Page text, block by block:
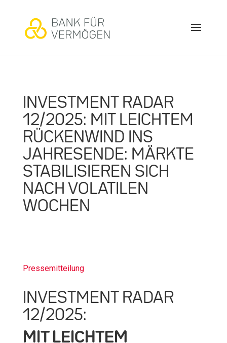
INVESTMENT RADAR
12/2025: MIT LEICHTEM
RÜCKENWIND INS
JAHRESENDE: MÄRKTE
STABILISIEREN SICH
NACH VOLATILEN
WOCHEN
Pressemitteilung
INVESTMENT RADAR
12/2025:
MIT LEICHTEM